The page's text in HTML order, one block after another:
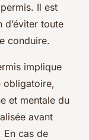
Il est
toute
conduire.
implique
obligatoire,
et mentale du
avant
En cas de